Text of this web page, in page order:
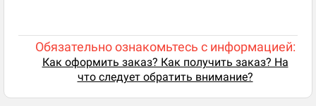
Обязательно ознакомьтесь с информацией:
Как оформить заказ? Как получить заказ? На
что следует обратить внимание?